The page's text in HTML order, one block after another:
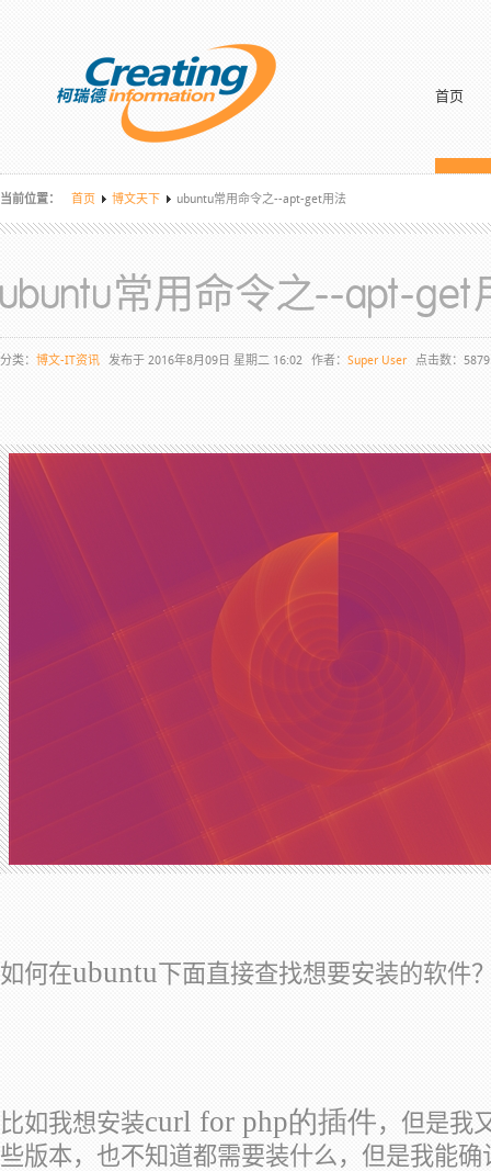
首页
当前位置： 首页 博文天下 ubuntu常用命令之--apt-get用法
ubuntu常用命令之--apt-get
分类： 博文-IT资讯 发布于 2016年8月09日 星期二 16:02 作者： Super User 点击数：5879
如何在ubuntu下面直接查找想要安装的软件
比如我想安装curl for php的插件，但是我
些版本，也不知道都需要装什么，但是我能